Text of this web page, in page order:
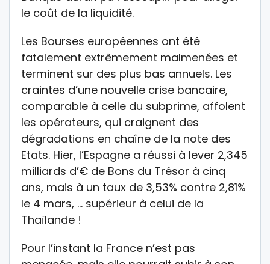
le coût de la liquidité.
Les Bourses européennes ont été
fatalement extrêmement malmenées et
terminent sur des plus bas annuels. Les
craintes d’une nouvelle crise bancaire,
comparable à celle du subprime, affolent
les opérateurs, qui craignent des
dégradations en chaîne de la note des
Etats. Hier, l’Espagne a réussi à lever 2,345
milliards d’€ de Bons du Trésor à cinq
ans, mais à un taux de 3,53% contre 2,81%
le 4 mars, … supérieur à celui de la
Thaïlande !
Pour l’instant la France n’est pas